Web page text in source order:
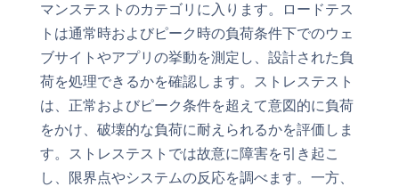
マンステストのカテゴリに入ります。ロードテス
トは通常時およびピーク時の負荷条件下でのウェ
ブサイトやアプリの挙動を測定し、設計された負
荷を処理できるかを確認します。ストレステスト
は、正常およびピーク条件を超えて意図的に負荷
をかけ、破壊的な負荷に耐えられるかを評価しま
す。ストレステストでは故意に障害を引き起こ
し、限界点やシステムの反応を調べます。一方、